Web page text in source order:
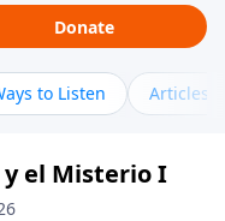
Donate
to Listen Articles
el Misterio I